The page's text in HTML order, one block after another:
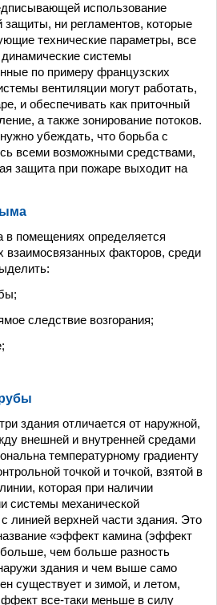
использование
ни регламентов, которые
технические параметры, все
системы
по примеру французских
вентиляции могут работать,
и обеспечивать как приточный
а также зонирование потоков.
убеждать, что борьба с
всеми возможными средствами,
защита при пожаре выходит на
в помещениях определяется
взаимосвязанных факторов, среди
следствие возгорания;
здания отличается от наружной,
внешней и внутренней средами
температурному градиенту
точкой и точкой, взятой в
которая при наличии
системы механической
линией верхней части здания. Это
«эффект камина (эффект
чем больше разность
здания и чем выше само
существует и зимой, и летом,
все-таки меньше в силу